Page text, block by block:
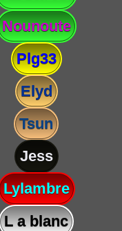
Nounoute
Plg33
Elyd
Tsun
Jess
Lylambre
L a blanc